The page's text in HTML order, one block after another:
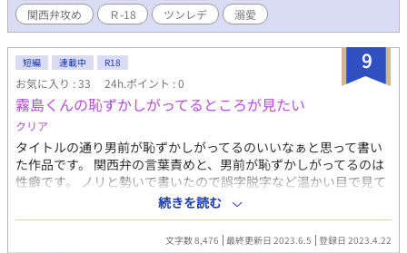
関西弁攻め
Ｒ-18 ツンレデ 溺愛
9
短編 連載中 R18
お気に入り : 33 24h.ポイント : 0
霧島くんの恥ずかしがってるところが見たい
クリア
タイトルの通り男前が恥ずかしがってるのいいなぁと思って書い
た作品です。 関西弁の言葉責めと、男前が恥ずかしがってるのは
性癖です。 ノリと勢いで書いたので誤字脱字など温かい目で見て
ください。誤字あったらこっそり教えてください、、、 多少強引
にしないと、内容に持ってけなかったので、初っ端からです。 メ
イド服の導入書いたのでメインは気ままにゆっくり書きます。
続きを読む
文字数 8,476 最終更新日 2023.6.5 登録日 2023.4.22